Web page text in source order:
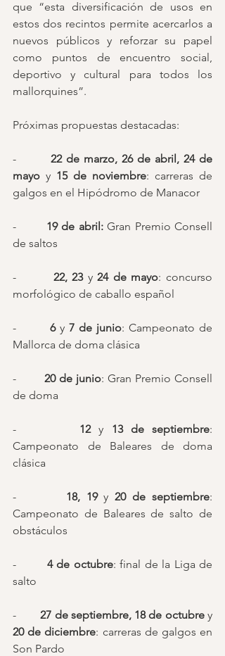
que “esta diversificación de usos en
estos dos recintos permite acercarlos a
nuevos públicos y reforzar su papel
como puntos de encuentro social,
deportivo y cultural para todos los
mallorquines”.
Próximas propuestas destacadas:
- 22 de marzo, 26 de abril, 24 de
mayo y 15 de noviembre: carreras de
galgos en el Hipódromo de Manacor
- 19 de abril: Gran Premio Consell
de saltos
- 22, 23 y 24 de mayo: concurso
morfológico de caballo español
- 6 y 7 de junio: Campeonato de
Mallorca de doma clásica
- 20 de junio: Gran Premio Consell
de doma
- 12 y 13 de septiembre:
Campeonato de Baleares de doma
clásica
- 18, 19 y 20 de septiembre:
Campeonato de Baleares de salto de
obstáculos
- 4 de octubre: final de la Liga de
salto
- 27 de septiembre, 18 de octubre
20 de diciembre: carreras de galgos en
Son Pardo